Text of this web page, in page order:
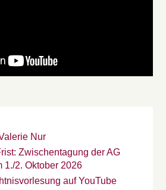
Nur
Zwischentagung der AG
1./2. Oktober 2026
auf YouTube